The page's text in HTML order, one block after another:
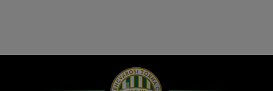
Hírek